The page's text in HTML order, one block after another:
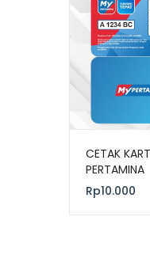
CETAK
PERTAMINA
Rp10.000